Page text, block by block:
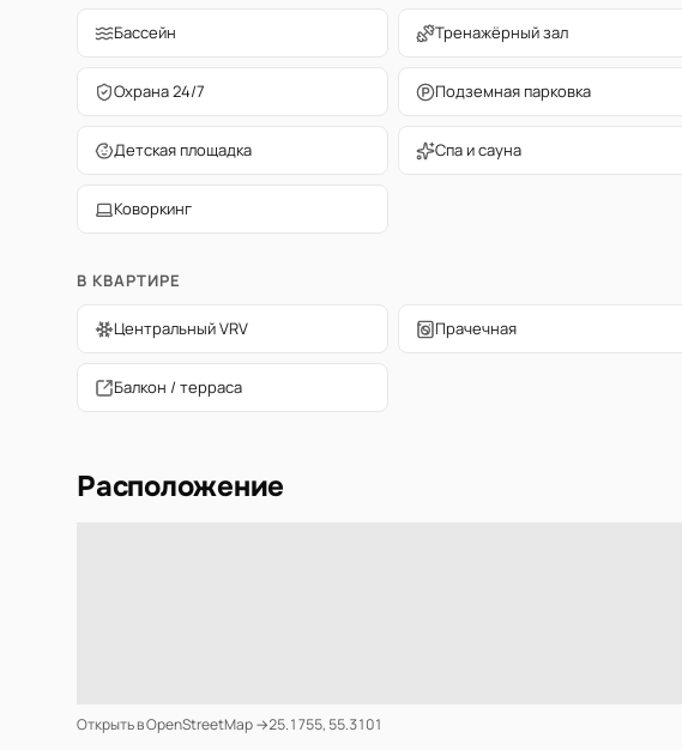
Бассейн Тренажёрный зал
Охрана 24/7 Подземная парковка
Детская площадка Спа и сауна
Коворкинг
В КВАРТИРЕ
Центральный VRV Прачечная
Балкон / терраса
Расположение
Открыть в OpenStreetMap →25.1755, 55.3101